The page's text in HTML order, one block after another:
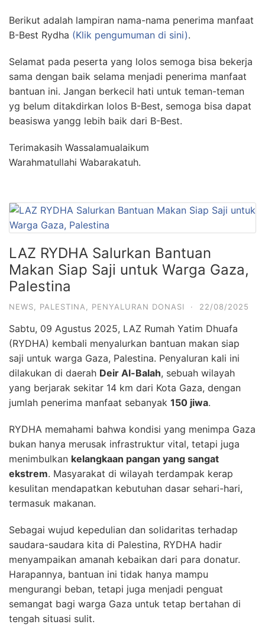
Berikut adalah lampiran nama-nama penerima manfaat
B-Best Rydha (Klik pengumuman di sini).
Selamat pada peserta yang lolos semoga bisa bekerja
sama dengan baik selama menjadi penerima manfaat
bantuan ini. Jangan berkecil hati untuk teman-teman
yg belum ditakdirkan lolos B-Best, semoga bisa dapat
beasiswa yangg lebih baik dari B-Best.
Terimakasih Wassalamualaikum
Warahmatullahi Wabarakatuh.
LAZ RYDHA Salurkan Bantuan
Makan Siap Saji untuk Warga Gaza,
Palestina
NEWS PALESTINA PENYALURAN DONASI · 22/08/2025
Sabtu, 09 Agustus 2025, LAZ Rumah Yatim Dhuafa
(RYDHA) kembali menyalurkan bantuan makan siap
saji untuk warga Gaza, Palestina. Penyaluran kali ini
dilakukan di daerah Deir Al-Balah, sebuah wilayah
yang berjarak sekitar 14 km dari Kota Gaza, dengan
jumlah penerima manfaat sebanyak 150 jiwa.
RYDHA memahami bahwa kondisi yang menimpa Gaza
bukan hanya merusak infrastruktur vital, tetapi juga
menimbulkan kelangkaan pangan yang sangat
ekstrem. Masyarakat di wilayah terdampak kerap
kesulitan mendapatkan kebutuhan dasar sehari-hari,
termasuk makanan.
Sebagai wujud kepedulian dan solidaritas terhadap
saudara-saudara kita di Palestina, RYDHA hadir
menyampaikan amanah kebaikan dari para donatur.
Harapannya, bantuan ini tidak hanya mampu
mengurangi beban, tetapi juga menjadi penguat
semangat bagi warga Gaza untuk tetap bertahan di
tengah situasi sulit.